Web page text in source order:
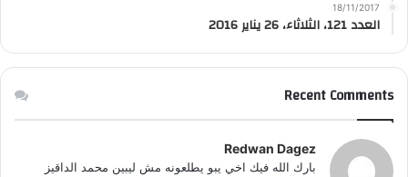
18/11/2017
العدد 121، الثلاثاء، 26 يناير 2016
Recent Comments
Redwan Dagez
بارك الله فيك اخي يبو يطلعونه مش ليبين محمد الداقيز